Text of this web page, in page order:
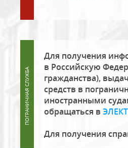
Для получения
в Российскую
гражданства),
средств в
иностранными
обращаться в
Для получения